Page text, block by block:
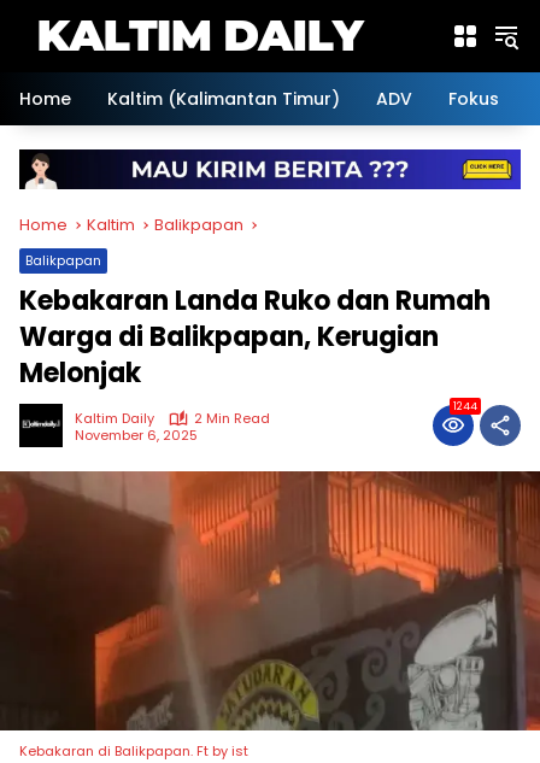
Home
Kaltim (Kalimantan Timur) ADV Fokus
Home Kaltim Balikpapan
Balikpapan
Kebakaran Landa Ruko dan Rumah
Warga di Balikpapan, Kerugian
Melonjak
Kaltim Daily
2 Min Read
November 6, 2025
1244
Kebakaran di Balikpapan. Ft by ist